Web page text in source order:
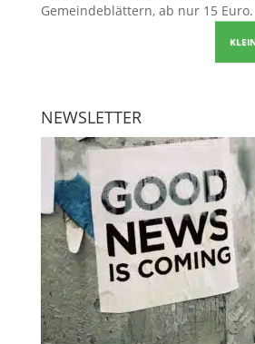
Gemeindeblättern, ab nur 15 Euro.
NEWSLETTER